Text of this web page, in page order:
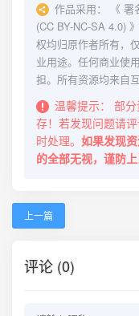
作品采用：
《 署
(CC BY-NC-SA 4.0)
权均归原作者所有，
业用途。任何商业使
担。所有资源均来自
温馨提示：
部
存！若发现问题请
时处理。 如果发现
的全部无视，谨防上
上一篇
评论 (0)